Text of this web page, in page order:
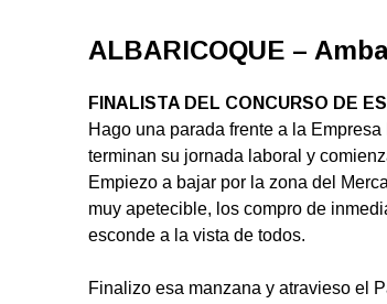
ALBARICOQUE –
FINALISTA DEL CONCURSO DE
Hago una parada frente a la
terminan su jornada laboral y
Empiezo a bajar por la zona del
muy apetecible, los compro de
esconde a la vista de todos.
Finalizo esa manzana y atravieso el